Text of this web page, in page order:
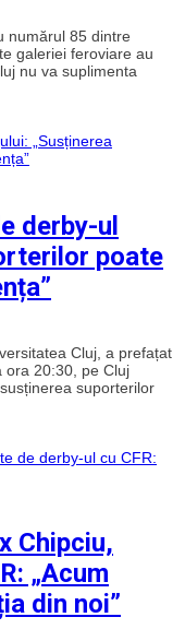
numărul 85 dintre
galeriei feroviare au
nu va suplimenta
derby-ul
poate
Cluj, a prefațat
ora 20:30, pe Cluj
suporterilor
Chipciu,
„Acum
din noi”